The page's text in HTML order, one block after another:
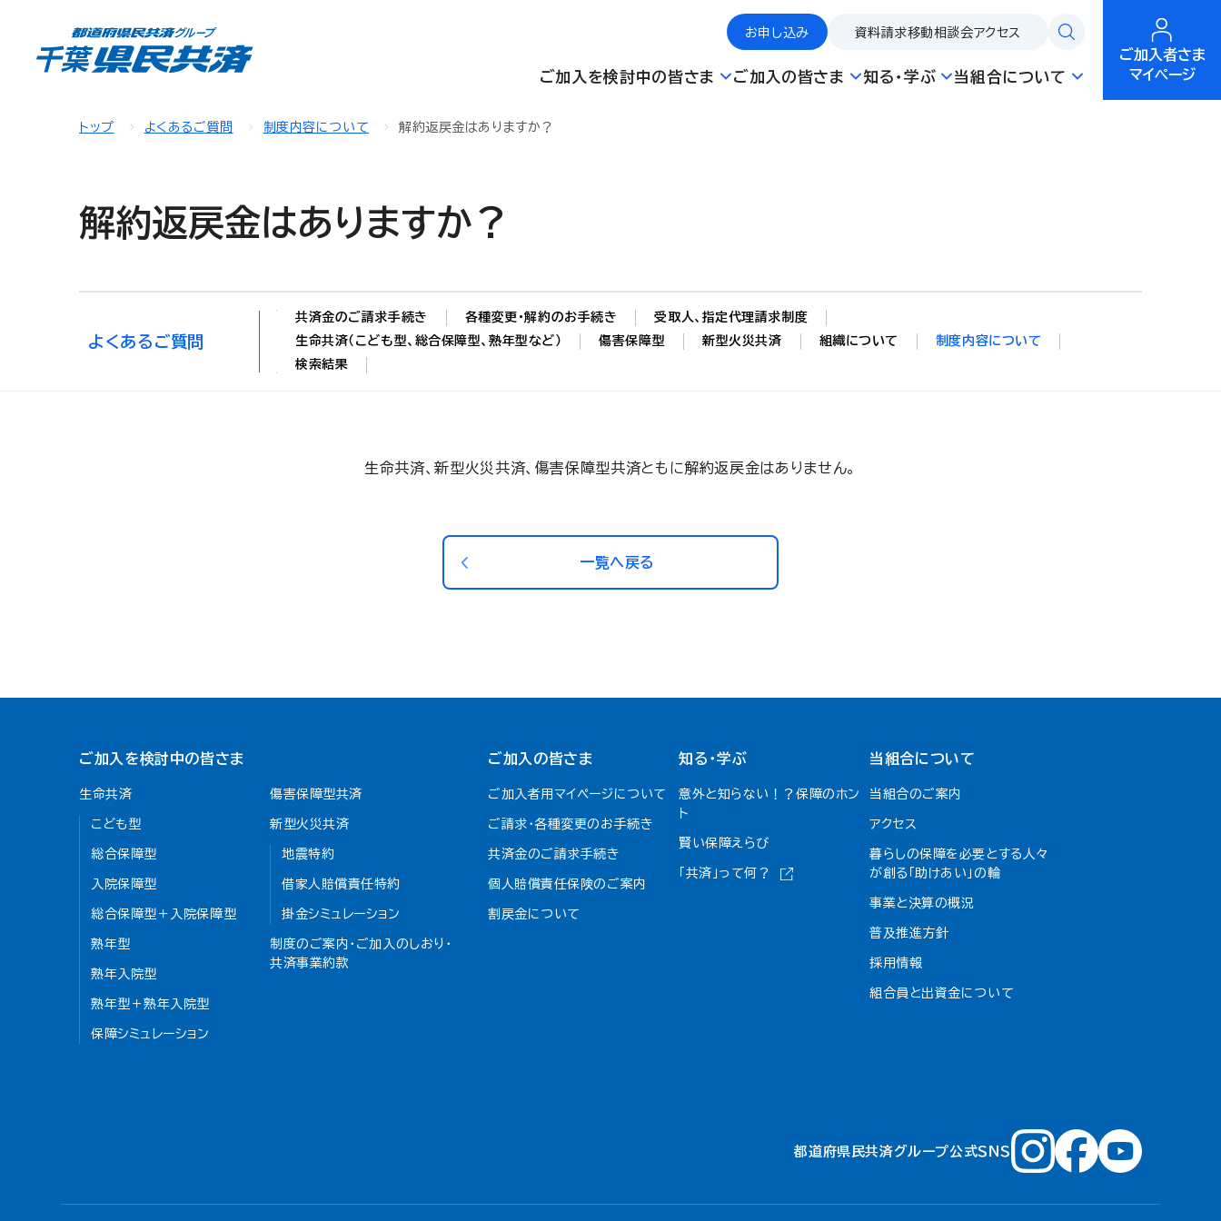
お申し込み 資料請求移動相談会アクセス
ご加入を検討中の皆さま ご加入の皆さま 知る・学ぶ 当組合について
ご加入者さま
マイページ
トップ よくあるご質問 制度内容について 解約返戻金はありますか？
解約返戻金はありますか？
よくあるご質問
共済金のご請求手続き 各種変更・解約のお手続き
受取人、指定代理請求制度
生命共済（こども型、総合保障型、熟年型など）
傷害保障型 新型火災共済 組織について
制度内容について
検索結果
生命共済、新型火災共済、傷害保障型共済ともに解約返戻金はありません。
一覧へ戻る
ご加入を検討中の皆さま
生命共済
こども型
総合保障型
入院保障型
総合保障型＋入院保障型
熟年型
熟年入院型
熟年型＋熟年入院型
保障シミュレーション
傷害保障型共済
新型火災共済
地震特約
借家人賠償責任特約
掛金シミュレーション
制度のご案内・ご加入のしおり・
共済事業約款
ご加入の皆さま
ご加入者用マイページについて
ご請求・各種変更のお手続き
共済金のご請求手続き
個人賠償責任保険のご案内
割戻金について​
知る・学ぶ
意外と知らない！？保障のホン
ト
賢い保障えらび
「共済」って何？
当組合について
当組合のご案内
アクセス
暮らしの保障を必要とする人々
が創る「助けあい」の輪
事業と決算の概況
普及推進方針
採用情報
組合員と出資金について
都道府県民共済グループ公式ＳＮＳ